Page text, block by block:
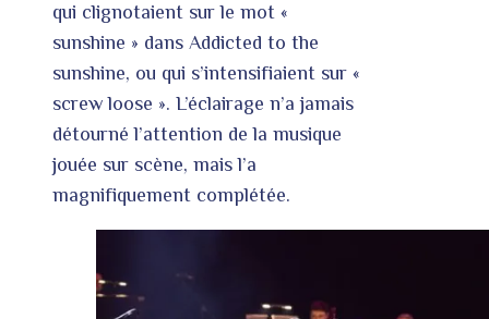
qui clignotaient sur le mot «
sunshine » dans Addicted to the
sunshine, ou qui s’intensifiaient sur «
screw loose ». L’éclairage n’a jamais
détourné l’attention de la musique
jouée sur scène, mais l’a
magnifiquement complétée.